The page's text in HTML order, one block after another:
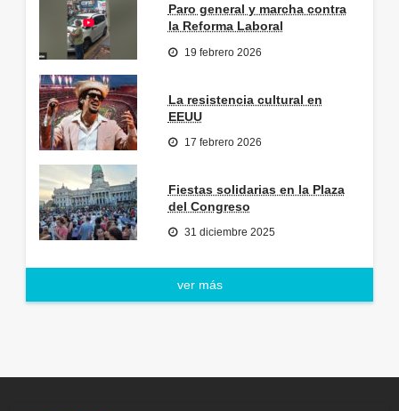
Paro general y marcha contra
la Reforma Laboral
19 febrero 2026
La resistencia cultural en
EEUU
17 febrero 2026
Fiestas solidarias en la Plaza
del Congreso
31 diciembre 2025
ver más